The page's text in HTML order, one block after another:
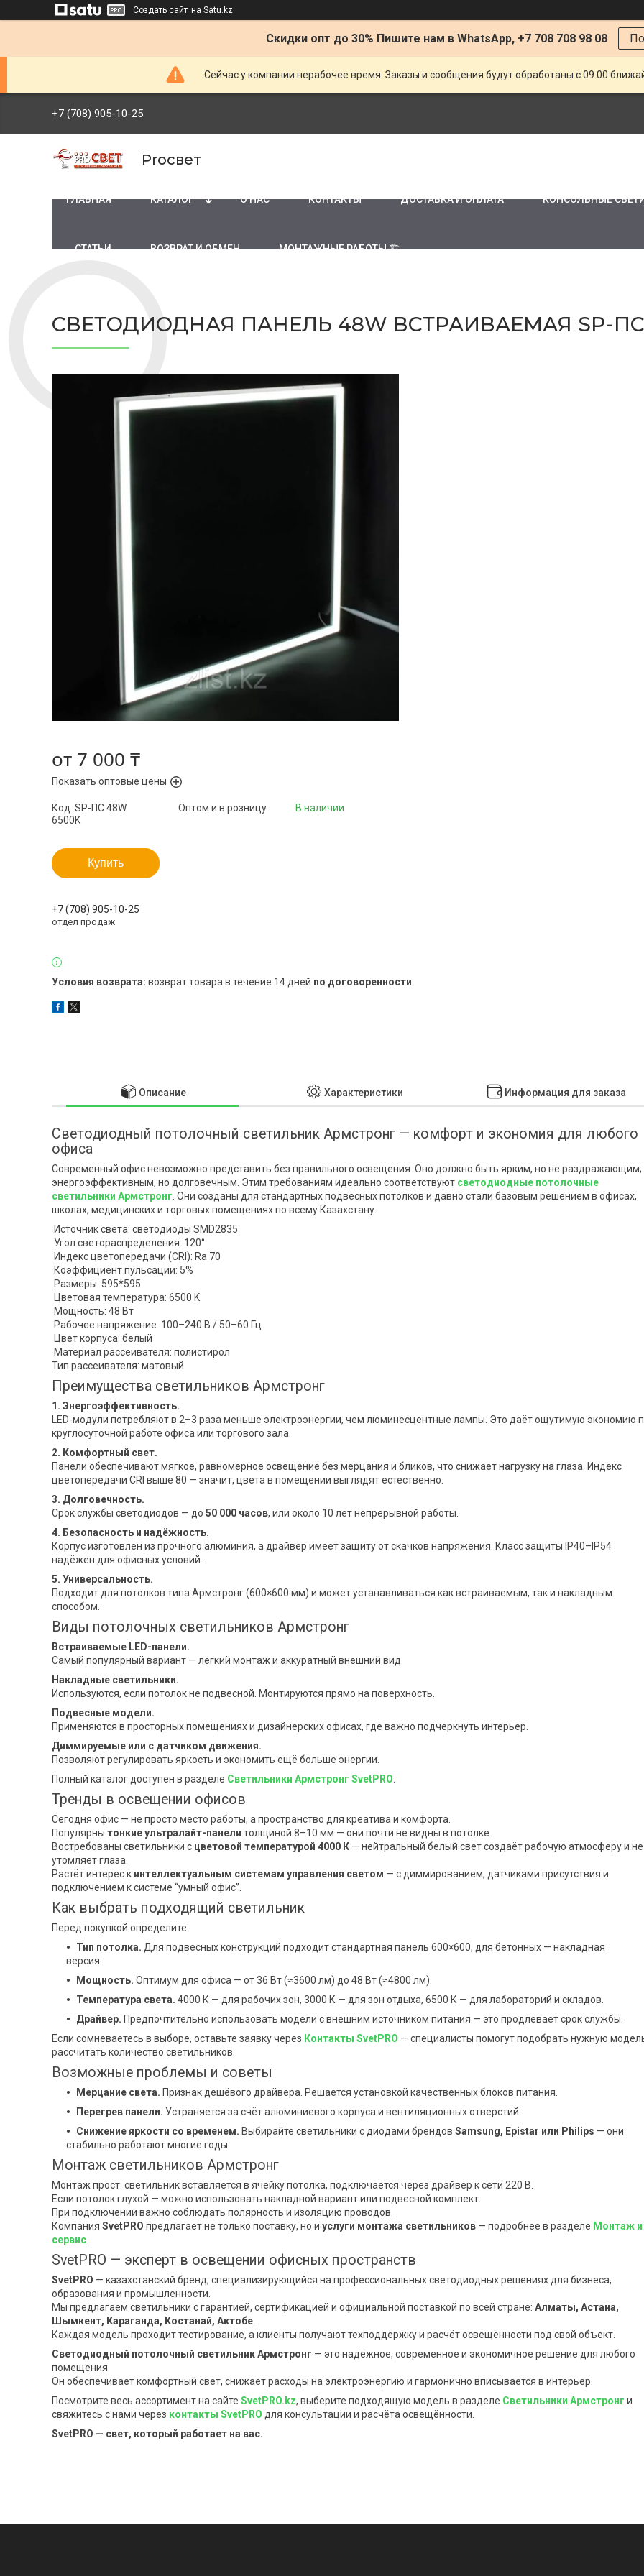
Создать сайт на Satu.kz
Скидки опт до 30% Пишите нам в WhatsApp, +7 708 708 98 08
Сейчас у компании нерабочее время. Заказы и сообщения будут обработаны с 09:00
+7 (708) 905-10-25
Proсвет
ГЛАВНАЯ КАТАЛОГ О НАС КОНТАКТЫ ДОСТАВКА И ОПЛАТА КОНСОЛЬНЫЕ
СТАТЬИ ВОЗВРАТ И ОБМЕН МОНТАЖНЫЕ РАБОТЫ 🏗
СВЕТОДИОДНАЯ ПАНЕЛЬ 48W ВСТРАИВАЕМАЯ SP-ПС
от 7 000 ₸
Показать оптовые цены
В наличии
Оптом и в розницу
Код: SP-ПС 48W
6500K
Купить
+7 (708) 905-10-25
отдел продаж
возврат товара в течение 14 дней по договоренности
Описание Характеристики Информация для заказа
Светодиодный потолочный светильник Армстронг — комфорт и экономия для любого
офиса
Современный офис невозможно представить без правильного освещения. Оно должно быть ярким, но не раздражающим;
энергоэффективным, но долговечным. Этим требованиям идеально соответствуют светодиодные потолочные
светильники Армстронг. Они созданы для стандартных подвесных потолков и давно стали базовым решением в офисах,
школах, медицинских и торговых помещениях по всему Казахстану.
Источник света: светодиоды SMD2835
Угол светораспределения: 120°
Индекс цветопередачи (CRI): Ra 70
Коэффициент пульсации: 5%
Размеры: 595*595
Цветовая температура: 6500 K
Мощность: 48 Вт
Рабочее напряжение: 100–240 В / 50–60 Гц
Цвет корпуса: белый
Материал рассеивателя: полистирол
Тип рассеивателя: матовый
Преимущества светильников Армстронг
1. Энергоэффективность.
LED-модули потребляют в 2–3 раза меньше электроэнергии, чем люминесцентные лампы. Это даёт ощутимую экономию
круглосуточной работе офиса или торгового зала.
2. Комфортный свет.
Панели обеспечивают мягкое, равномерное освещение без мерцания и бликов, что снижает нагрузку на глаза. Индекс
цветопередачи CRI выше 80 — значит, цвета в помещении выглядят естественно.
3. Долговечность.
Срок службы светодиодов — до 50 000 часов, или около 10 лет непрерывной работы.
4. Безопасность и надёжность.
Корпус изготовлен из прочного алюминия, а драйвер имеет защиту от скачков напряжения. Класс защиты IP40–IP54
надёжен для офисных условий.
5. Универсальность.
Подходит для потолков типа Армстронг (600×600 мм) и может устанавливаться как встраиваемым, так и накладным
способом.
Виды потолочных светильников Армстронг
Встраиваемые LED-панели.
Самый популярный вариант — лёгкий монтаж и аккуратный внешний вид.
Накладные светильники.
Используются, если потолок не подвесной. Монтируются прямо на поверхность.
Подвесные модели.
Применяются в просторных помещениях и дизайнерских офисах, где важно подчеркнуть интерьер.
Диммируемые или с датчиком движения.
Позволяют регулировать яркость и экономить ещё больше энергии.
Полный каталог доступен в разделе Светильники Армстронг SvetPRO.
Тренды в освещении офисов
Сегодня офис — не просто место работы, а пространство для креатива и комфорта.
Популярны тонкие ультралайт-панели толщиной 8–10 мм — они почти не видны в потолке.
Востребованы светильники с цветовой температурой 4000 К — нейтральный белый свет создаёт рабочую атмосферу и не
утомляет глаза.
Растёт интерес к интеллектуальным системам управления светом — с диммированием, датчиками присутствия и
подключением к системе “умный офис”.
Как выбрать подходящий светильник
Перед покупкой определите:
Тип потолка. Для подвесных конструкций подходит стандартная панель 600×600, для бетонных — накладная
версия.
Мощность. Оптимум для офиса — от 36 Вт (≈3600 лм) до 48 Вт (≈4800 лм).
Температура света. 4000 К — для рабочих зон, 3000 К — для зон отдыха, 6500 К — для лабораторий и складов.
Драйвер. Предпочтительно использовать модели с внешним источником питания — это продлевает срок службы.
Если сомневаетесь в выборе, оставьте заявку через Контакты SvetPRO — специалисты помогут подобрать нужную
рассчитать количество светильников.
Возможные проблемы и советы
Мерцание света. Признак дешёвого драйвера. Решается установкой качественных блоков питания.
Перегрев панели. Устраняется за счёт алюминиевого корпуса и вентиляционных отверстий.
Снижение яркости со временем. Выбирайте светильники с диодами брендов Samsung, Epistar или Philips — они
стабильно работают многие годы.
Монтаж светильников Армстронг
Монтаж прост: светильник вставляется в ячейку потолка, подключается через драйвер к сети 220 В.
Если потолок глухой — можно использовать накладной вариант или подвесной комплект.
При подключении важно соблюдать полярность и изоляцию проводов.
Компания SvetPRO предлагает не только поставку, но и услуги монтажа светильников — подробнее в разделе Монтаж и
сервис.
SvetPRO — эксперт в освещении офисных пространств
SvetPRO — казахстанский бренд, специализирующийся на профессиональных светодиодных решениях для бизнеса,
образования и промышленности.
Мы предлагаем светильники с гарантией, сертификацией и официальной поставкой по всей стране: Алматы, Астана,
Шымкент, Караганда, Костанай, Актобе.
Каждая модель проходит тестирование, а клиенты получают техподдержку и расчёт освещённости под свой объект.
Светодиодный потолочный светильник Армстронг — это надёжное, современное и экономичное решение для любого
помещения.
Он обеспечивает комфортный свет, снижает расходы на электроэнергию и гармонично вписывается в интерьер.
Посмотрите весь ассортимент на сайте SvetPRO.kz, выберите подходящую модель в разделе Светильники Армстронг и
свяжитесь с нами через контакты SvetPRO для консультации и расчёта освещённости.
SvetPRO — свет, который работает на вас.